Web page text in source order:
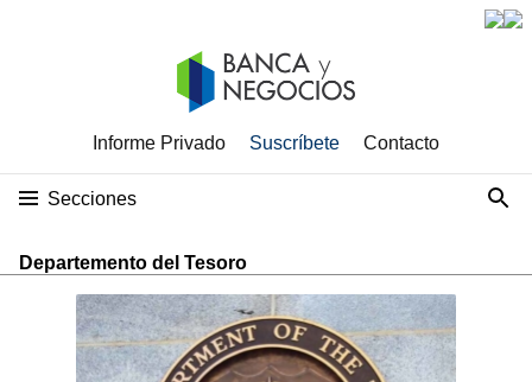
Informe Privado Suscríbete Contacto
Secciones
Departemento del Tesoro